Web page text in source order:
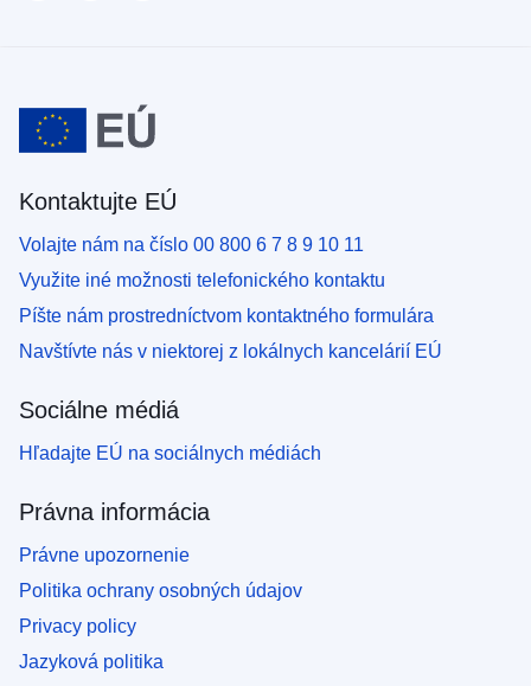
Kontaktujte EÚ
Volajte nám na číslo 00 800 6 7 8 9 10 11
Využite iné možnosti telefonického kontaktu
Píšte nám prostredníctvom kontaktného formulára
Navštívte nás v niektorej z lokálnych kancelárií EÚ
Sociálne médiá
Hľadajte EÚ na sociálnych médiách
Právna informácia
Právne upozornenie
Politika ochrany osobných údajov
Privacy policy
Jazyková politika